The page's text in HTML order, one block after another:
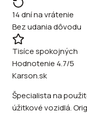
14 dní na vrátenie
Bez udania dôvodu
Tisíce spokojných
Hodnotenie 4.7/5
Karson.sk
Špecialista na
úžitkové vozidlá.